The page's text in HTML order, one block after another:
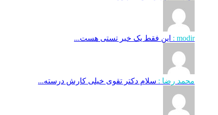
modir : این فقط یک خبر تستی هست...
محمد رضا : سلام دکتر تقوی خیلی کارش درسته...